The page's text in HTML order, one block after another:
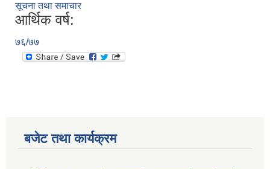
सूचना तथा समाचार
आर्थिक वर्ष:
७६/७७
बजेट तथा कार्यक्रम